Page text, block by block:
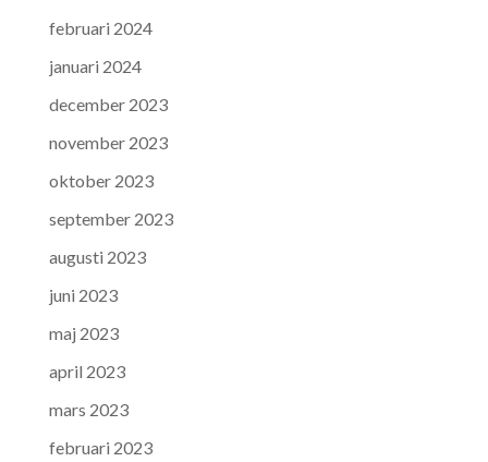
februari 2024
januari 2024
december 2023
november 2023
oktober 2023
september 2023
augusti 2023
juni 2023
maj 2023
april 2023
mars 2023
februari 2023